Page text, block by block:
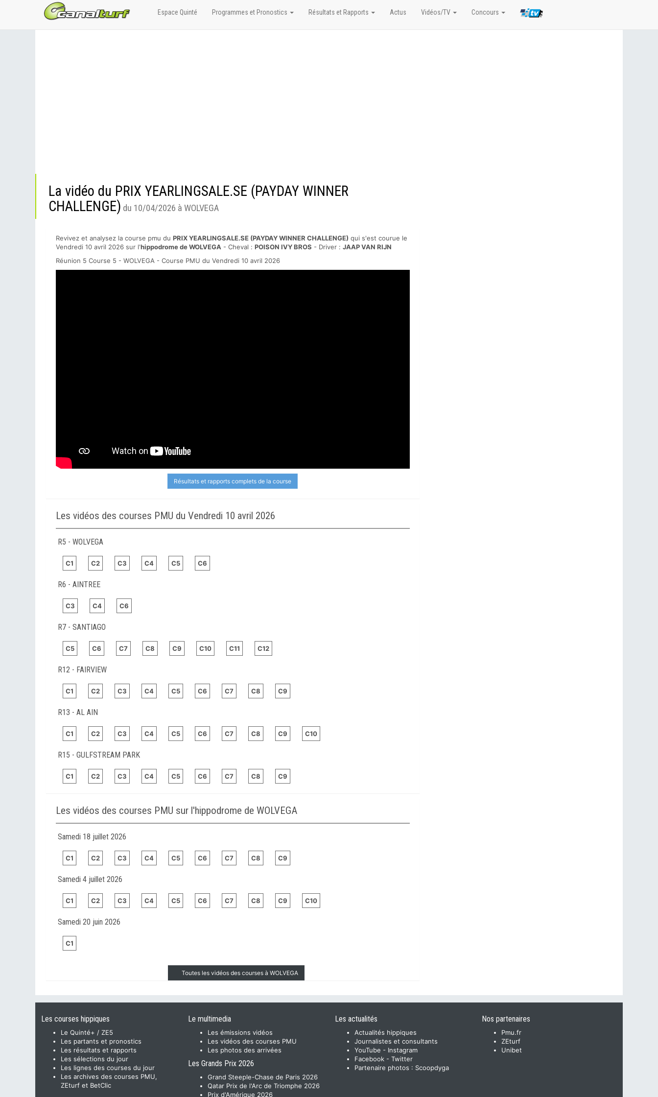
La vidéo du PRIX YEARLINGSALE.SE (PAYDAY WINNER
CHALLENGE) du 10/04/2026 à WOLVEGA
Revivez et analysez la course pmu du PRIX YEARLINGSALE.SE (PAYDAY WINNER CHALLENGE) qui s'est courue le
Vendredi 10 avril 2026 sur l'hippodrome de WOLVEGA - Cheval : POISON IVY BROS - Driver : JAAP VAN RIJN
Réunion 5 Course 5 - WOLVEGA - Course PMU du Vendredi 10 avril 2026
Résultats et rapports complets de la course
Les vidéos des courses PMU du Vendredi 10 avril 2026
R5 - WOLVEGA
C1 C2 C3 C4 C5 C6
R6 - AINTREE
C3 C4 C6
R7 - SANTIAGO
C5 C6 C7 C8 C9 C10 C11 C12
R12 - FAIRVIEW
C1 C2 C3 C4 C5 C6 C7 C8 C9
R13 - AL AIN
C1 C2 C3 C4 C5 C6 C7 C8 C9 C10
R15 - GULFSTREAM PARK
C1 C2 C3 C4 C5 C6 C7 C8 C9
Les vidéos des courses PMU sur l'hippodrome de WOLVEGA
Samedi 18 juillet 2026
C1 C2 C3 C4 C5 C6 C7 C8 C9
Samedi 4 juillet 2026
C1 C2 C3 C4 C5 C6 C7 C8 C9 C10
Samedi 20 juin 2026
C1
Toutes les vidéos des courses à WOLVEGA
Espace Quinté Programmes et Pronostics Résultats et Rapports Actus Vidéos/TV Concours
Les courses hippiques
Le Quinté+ / ZE5
Les partants et pronostics
Les résultats et rapports
Les sélections du jour
Les lignes des courses du jour
Les archives des courses PMU,
ZEturf et BetClic
Le multimedia
Les émissions vidéos
Les vidéos des courses PMU
Les photos des arrivées
Les Grands Prix 2026
Grand Steeple-Chase de Paris 2026
Qatar Prix de l'Arc de Triomphe 2026
Prix d'Amérique 2026
Les actualités
Actualités hippiques
Journalistes et consultants
YouTube - Instagram
Facebook - Twitter
Partenaire photos : Scoopdyga
Nos partenaires
Pmu.fr
ZEturf
Unibet